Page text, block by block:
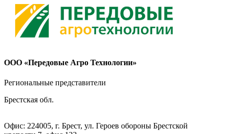
ООО «Передовые Агро Технологии»
Региональные представители
Брестская обл.
Офис: 224005, г. Брест, ул. Героев обороны Брестской